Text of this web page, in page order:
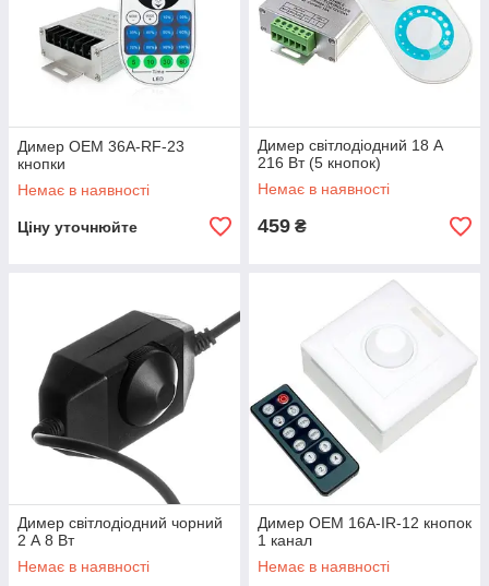
Димер OEM 36A-RF-23
кнопки
Немає в наявності
Ціну уточнюйте
Димер світлодіодний 18 А
216 Вт (5 кнопок)
Немає в наявності
459 ₴
Димер світлодіодний чорний
2 А 8 Вт
Немає в наявності
Димер OEM 16A-IR-12 кнопок
1 канал
Немає в наявності